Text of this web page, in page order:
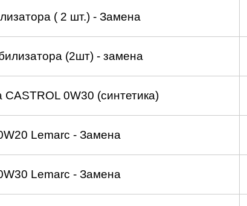
( 2 шт.) - Замена
(2шт) - замена
0W30 (синтетика)
Lemarc - Замена
Lemarc - Замена